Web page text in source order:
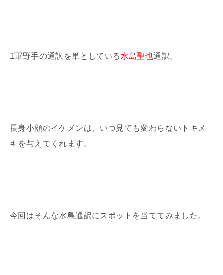
1軍野手の通訳を単としている 水島聖也通訳。
長身小顔のイケメンは、いつ見ても変わらないトキメ
キを与えてくれます。
今回はそんな水島通訳にスポットを当ててみました。